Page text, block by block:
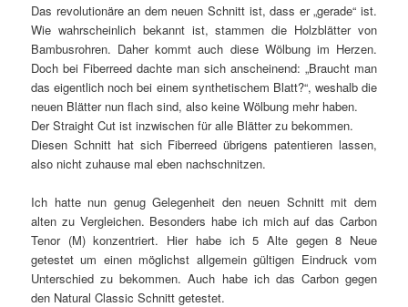
Das revolutionäre an dem neuen Schnitt ist, dass er „gerade“ ist.
Wie wahrscheinlich bekannt ist, stammen die Holzblätter von
Bambusrohren. Daher kommt auch diese Wölbung im Herzen.
Doch bei Fiberreed dachte man sich anscheinend: „Braucht man
das eigentlich noch bei einem synthetischem Blatt?“, weshalb die
neuen Blätter nun flach sind, also keine Wölbung mehr haben.
Der Straight Cut ist inzwischen für alle Blätter zu bekommen.
Diesen Schnitt hat sich Fiberreed übrigens patentieren lassen,
also nicht zuhause mal eben nachschnitzen.
Ich hatte nun genug Gelegenheit den neuen Schnitt mit dem
alten zu Vergleichen. Besonders habe ich mich auf das Carbon
Tenor (M) konzentriert. Hier habe ich 5 Alte gegen 8 Neue
getestet um einen möglichst allgemein gültigen Eindruck vom
Unterschied zu bekommen. Auch habe ich das Carbon gegen
den Natural Classic Schnitt getestet.